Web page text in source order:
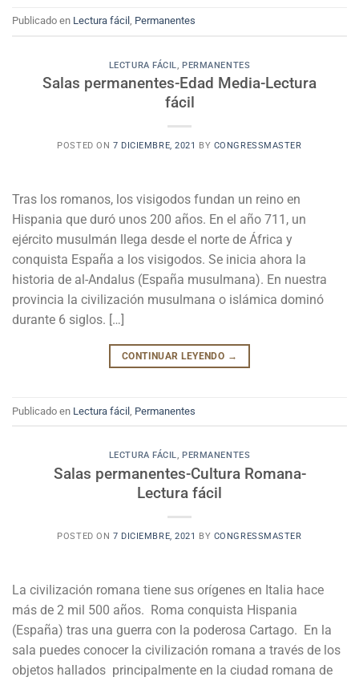
Publicado en Lectura fácil Permanentes
LECTURA FÁCIL ,PERMANENTES
Salas permanentes-Edad Media-Lectura
fácil
POSTED ON 7 DICIEMBRE, 2021 BY CONGRESSMASTER
Tras los romanos, los visigodos fundan un reino en
Hispania que duró unos 200 años. En el año 711, un
ejército musulmán llega desde el norte de África y
conquista España a los visigodos. Se inicia ahora la
historia de al-Andalus (España musulmana). En nuestra
provincia la civilización musulmana o islámica dominó
durante 6 siglos. […]
CONTINUAR LEYENDO →
Publicado en Lectura fácil Permanentes
LECTURA FÁCIL, PERMANENTES
Salas permanentes-Cultura Romana-
Lectura fácil
POSTED ON 7 DICIEMBRE, 2021 BY CONGRESSMASTER
La civilización romana tiene sus orígenes en Italia hace
más de 2 mil 500 años. Roma conquista Hispania
(España) tras una guerra con la poderosa Cartago. En la
sala puedes conocer la civilización romana a través de los
objetos hallados principalmente en la ciudad romana de